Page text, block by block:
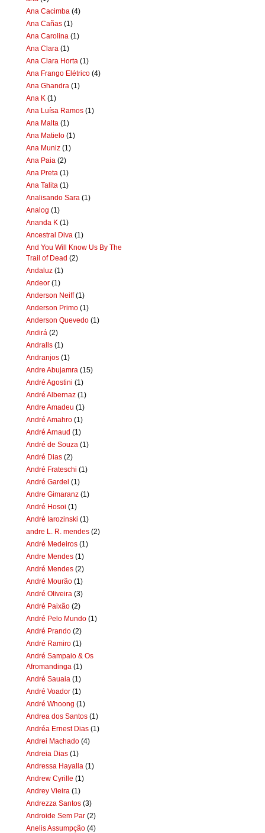
Ana Cacimba (4)
Ana Cañas (1)
Ana Carolina (1)
Ana Clara (1)
Ana Clara Horta (1)
Ana Frango Elétrico (4)
Ana Ghandra (1)
Ana K (1)
Ana Luísa Ramos (1)
Ana Malta (1)
Ana Matielo (1)
Ana Muniz (1)
Ana Paia (2)
Ana Preta (1)
Ana Talita (1)
Analisando Sara (1)
Analog (1)
Ananda K (1)
Ancestral Diva (1)
And You Will Know Us By The
Trail of Dead (2)
Andaluz (1)
Andeor (1)
Anderson Neiff (1)
Anderson Primo (1)
Anderson Quevedo (1)
Andirá (2)
Andralls (1)
Andranjos (1)
Andre Abujamra (15)
André Agostini (1)
André Albernaz (1)
Andre Amadeu (1)
André Amahro (1)
André Arnaud (1)
André de Souza (1)
André Dias (2)
André Frateschi (1)
André Gardel (1)
Andre Gimaranz (1)
André Hosoi (1)
André Iarozinski (1)
andre L. R. mendes (2)
André Medeiros (1)
Andre Mendes (1)
André Mendes (2)
André Mourão (1)
André Oliveira (3)
André Paixão (2)
André Pelo Mundo (1)
André Prando (2)
André Ramiro (1)
André Sampaio & Os
Afromandinga (1)
André Sauaia (1)
André Voador (1)
André Whoong (1)
Andrea dos Santos (1)
Andréa Ernest Dias (1)
Andrei Machado (4)
Andreia Dias (1)
Andressa Hayalla (1)
Andrew Cyrille (1)
Andrey Vieira (1)
Andrezza Santos (3)
Androide Sem Par (2)
Anelis Assumpção (4)